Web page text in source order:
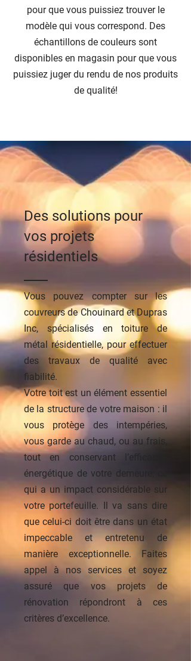
pour que vous puissiez trouver le
modèle qui vous correspond. Des
échantillons de couleurs sont
disponibles en magasin pour que vous
puissiez juger du rendu de nos produits
de qualité!
Des solutions pour
vos projets
résidentiels
Vous pouvez compter sur les
couvreurs de Chouinard et Dupras
Inc, spécialisés en toiture de
métal résidentielle, pour effectuer
des travaux de qualité avec
fiabilité.
Votre toit est un élément essentiel
de la structure de votre maison : il
vous protège des intempéries,
vous garde au chaud, ou au frais,
tout en conservant l’efficacité
énergétique de votre demeure, ce
qui a un impact considérable sur
votre portefeuille. Il va sans dire
que celui-ci doit être dans un état
impeccable et entretenu de
manière exceptionnelle. Faites
appel à nos services et soyez
assuré que vos projets de
rénovation répondront à ces
critères d’excellence.